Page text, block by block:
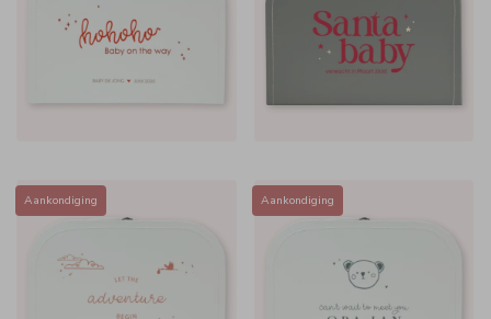
Aankondiging Aankondiging